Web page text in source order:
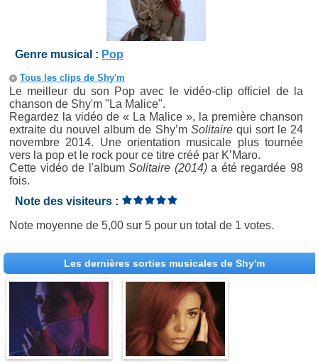
Genre musical : Pop
Tous les clips de Shy'm
Le meilleur du son Pop avec le vidéo-clip officiel de la
chanson de Shy'm "La Malice".
Regardez la vidéo de « La Malice », la première chanson
extraite du nouvel album de Shy’m Solitairequi sort le 24
novembre 2014. Une orientation musicale plus tournée
vers la pop et le rock pour ce titre créé par K’Maro.
Cette vidéo de l'albumSolitaire (2014)a été regardée 98
fois.
Note des visiteurs :
Note moyenne de5,00 sur5 pour un total de 1 votes.
Les dernières sorties musicales de Shy'm